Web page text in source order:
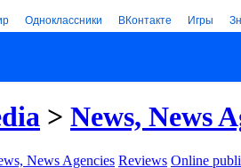
Одноклассники ВКонтакте Игры
> News, News
News Agencies Reviews Online